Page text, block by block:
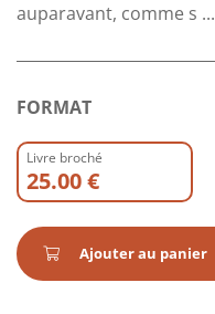
auparavant, comme s ...
FORMAT
Livre broché
25.00 €
Ajouter au panier